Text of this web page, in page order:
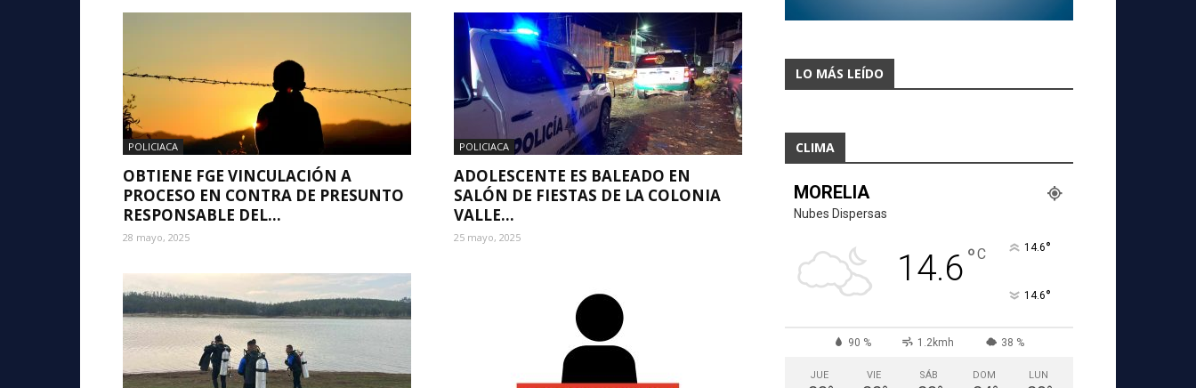
POLICIACA
OBTIENE FGE VINCULACIÓN A
PROCESO EN CONTRA DE PRESUNTO
RESPONSABLE DEL...
28 mayo, 2025
POLICIACA
ADOLESCENTE ES BALEADO EN
SALÓN DE FIESTAS DE LA COLONIA
VALLE...
25 mayo, 2025
LO MÁS LEÍDO
CLIMA
MORELIA
Nubes Dispersas
14.6°C 14.6°
14.6°
90 % 1.2kmh 38 %
JUE VIE SÁB DOM LUN